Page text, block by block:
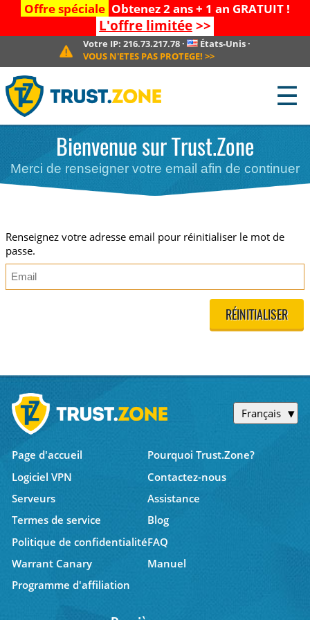
Offre spéciale Obtenez 2 ans + 1 an GRATUIT !
L'offre limitée>>
Votre IP:216.73.217.78 · États-Unis·
VOUS N'ETES PAS PROTEGE! >>
☰
Bienvenue sur Trust.Zone
Merci de renseigner votre email afin de continuer
Renseignez votre adresse email pour réinitialiser le mot de
passe.
RÉINITIALISER
Français
Page d'accueil
Pourquoi Trust.Zone?
Logiciel VPN
Contactez-nous
Serveurs
Assistance
Termes de service
Blog
Politique de confidentialitéFAQ
Warrant Canary
Manuel
Programme d'affiliation